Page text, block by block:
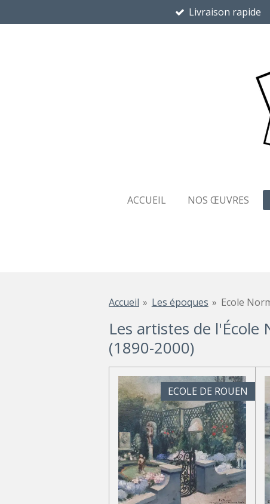
au
Livraison rapide
ACCUEIL NOS ŒUVRES
Accueil » Les époques » Ecole
Les artistes de l'École
(1890-2000)
ECOLE DE ROUEN